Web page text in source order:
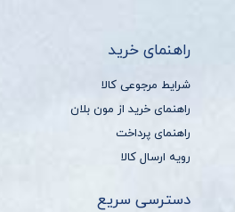
راهنمای خرید
شرایط مرجوعی کالا
راهنمای خرید از مون بلان
راهنمای پرداخت
رویه ارسال کالا
دسترسی سریع